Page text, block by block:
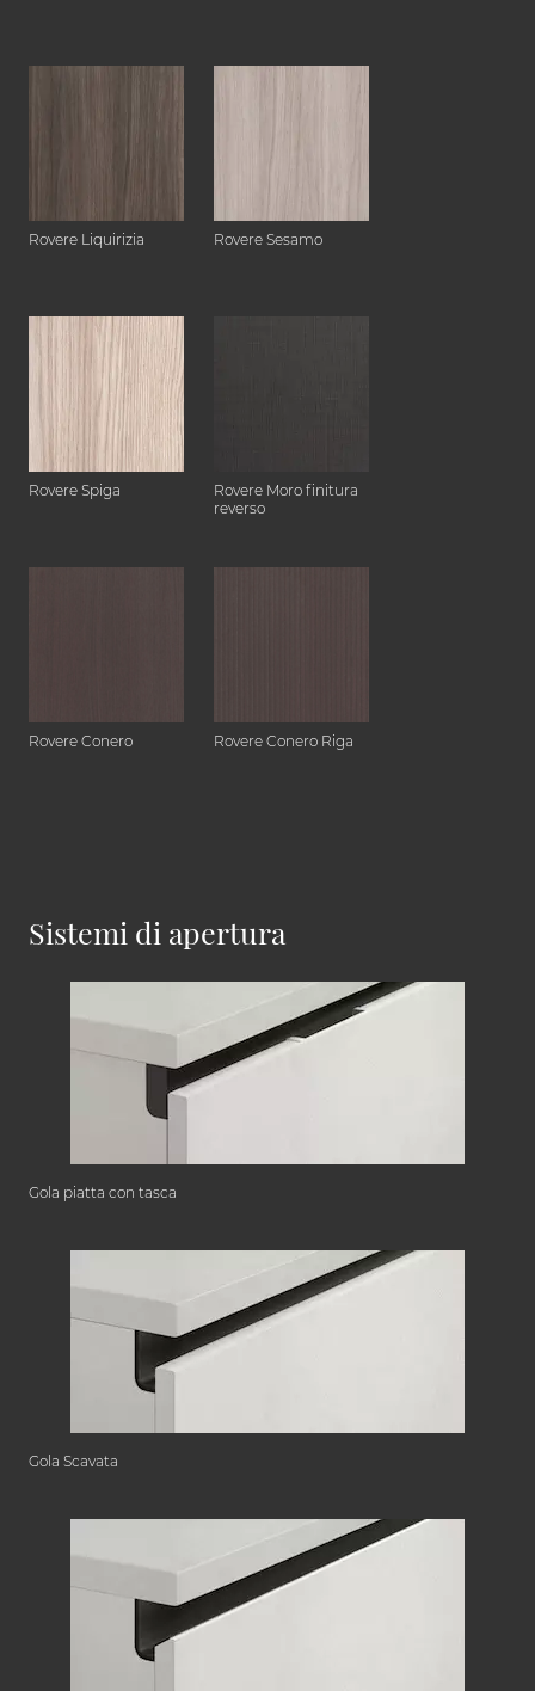
Rovere Liquirizia Rovere Sesamo
Rovere Spiga
Rovere Moro finitura
reverso
Rovere Conero Rovere Conero Riga
Sistemi di apertura
Gola piatta con tasca
Gola Scavata